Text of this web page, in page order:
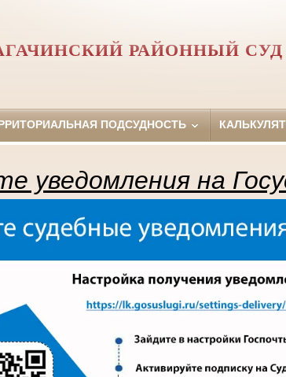
РАЙОННЫЙ
ПОДСУДНОСТЬ
уведомления на